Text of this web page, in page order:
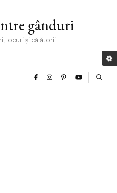
gânduri
locuri și călătorii